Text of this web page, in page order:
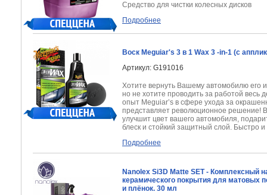
Средство для чистки колесных дисков
Подробнее
Воск Meguiar's 3 в 1 Wax 3 -in-1 (с
Артикул: G191016
Хотите вернуть Вашему автомобилю его
но не хотите проводить за работой весь
опыт Meguiar’s в сфере ухода за
представляет революционное решение!
улучшит цвет вашего автомобиля,
блеск и стойкий защитный слой. Быстро и
Подробнее
Nanolex Si3D Matte SET - Комплексный
керамического покрытия для матовых
и плёнок. 30 мл